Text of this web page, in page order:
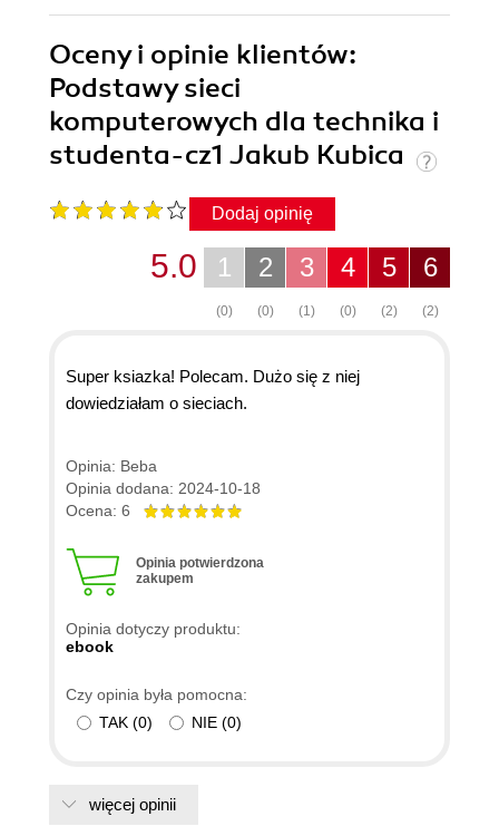
Oceny i opinie klientów:
Podstawy sieci
komputerowych dla technika i
studenta-cz1 Jakub Kubica
Dodaj opinię
6
(2)
5
(2)
4
(0)
3
(1)
2
(0)
1
(0)
5.0
Super ksiazka! Polecam. Dużo się z niej
dowiedziałam o sieciach.
Opinia: Beba
Opinia dodana: 2024-10-18
Ocena: 6
Opinia potwierdzona
zakupem
Opinia dotyczy produktu:
ebook
Czy opinia była pomocna:
TAK (0) NIE (0)
więcej opinii